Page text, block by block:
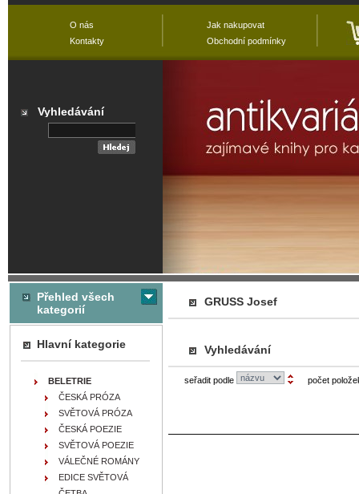
GRUSS Josef
Vyhledávání
seřadit podle počet
Přehled všech
kategorií
Hlavní kategorie
BELETRIE
ČESKÁ PRÓZA
SVĚTOVÁ PRÓZA
ČESKÁ POEZIE
SVĚTOVÁ POEZIE
VÁLEČNÉ ROMÁNY
EDICE SVĚTOVÁ
O nás
Kontakty
Jak nakupovat
Obchodní podmínky
Vyhledávání